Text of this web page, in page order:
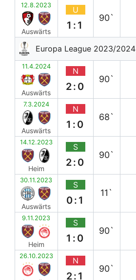
12.8.2023
Auswärts
U
1:1
90`
Europa League 2023/2024
11.4.2024
Auswärts
N
2:0
90`
7.3.2024
Auswärts
N
1:0
68`
14.12.2023
Heim
S
2:0
90`
30.11.2023
Auswärts
S
0:1
11`
9.11.2023
Heim
S
1:0
90`
26.10.2023 N
2:1
90`